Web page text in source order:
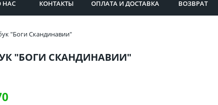
НАС КОНТАКТЫ ОПЛАТА И ДОСТАВКА ВОЗВРАТ
"Боги Скандинавии"
"БОГИ СКАНДИНАВИИ"